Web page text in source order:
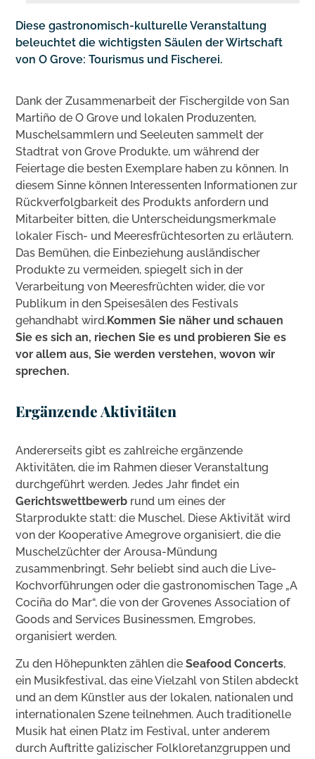
Diese gastronomisch-kulturelle Veranstaltung
beleuchtet die wichtigsten Säulen der Wirtschaft
von O Grove: Tourismus und Fischerei.
Dank der Zusammenarbeit der Fischergilde von San
Martiño de O Grove und lokalen Produzenten,
Muschelsammlern und Seeleuten sammelt der
Stadtrat von Grove Produkte, um während der
Feiertage die besten Exemplare haben zu können. In
diesem Sinne können Interessenten Informationen zur
Rückverfolgbarkeit des Produkts anfordern und
Mitarbeiter bitten, die Unterscheidungsmerkmale
lokaler Fisch- und Meeresfrüchtesorten zu erläutern.
Das Bemühen, die Einbeziehung ausländischer
Produkte zu vermeiden, spiegelt sich in der
Verarbeitung von Meeresfrüchten wider, die vor
Publikum in den Speisesälen des Festivals
gehandhabt wird.Kommen Sie näher und schauen
Sie es sich an, riechen Sie es und probieren Sie es
vor allem aus, Sie werden verstehen, wovon wir
sprechen.
Ergänzende Aktivitäten
Andererseits gibt es zahlreiche ergänzende
Aktivitäten, die im Rahmen dieser Veranstaltung
durchgeführt werden. Jedes Jahr findet ein
Gerichtswettbewerb rund um eines der
Starprodukte statt: die Muschel. Diese Aktivität wird
von der Kooperative Amegrove organisiert, die die
Muschelzüchter der Arousa-Mündung
zusammenbringt. Sehr beliebt sind auch die Live-
Kochvorführungen oder die gastronomischen Tage „A
Cociña do Mar“, die von der Grovenes Association of
Goods and Services Businessmen, Emgrobes,
organisiert werden.
Zu den Höhepunkten zählen dieSeafood Concerts,
ein Musikfestival, das eine Vielzahl von Stilen abdeckt
und an dem Künstler aus der lokalen, nationalen und
internationalen Szene teilnehmen. Auch traditionelle
Musik hat einen Platz im Festival, unter anderem
durch Auftritte galizischer Folkloretanzgruppen und